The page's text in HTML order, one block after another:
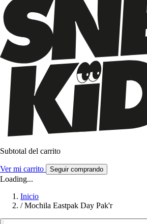
Subtotal del carrito
Ver mi carrito Seguir comprando
Loading...
Inicio
/ Mochila Eastpak Day Pak'r